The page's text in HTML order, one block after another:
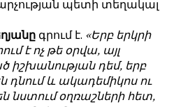
պետի տեղակալ
գրում է. «Երբ երկրի
է ոչ թե օրվա, այլ
իշխանության դեմ, երբ
դնում և ակադեմիկոս ու
նստում օղռաշների հետ,